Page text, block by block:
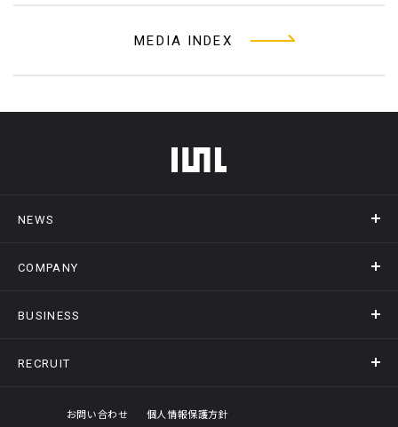
MEDIA INDEX
フッターメニュー
NEWS
ニュース
COMPANY
会社概要
オフィスギャラリー
BUSINESS
事業情報トップ
RECRUIT
採用情報トップ
お問い合わせ 個人情報保護方針